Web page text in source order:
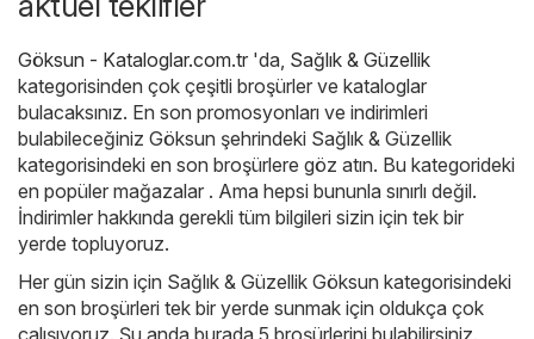
Göksun - Kataloglar.com.tr 'da, Sağlık & Güzellik
kategorisinden çok çeşitli broşürler ve kataloglar
bulacaksınız. En son promosyonları ve indirimleri
bulabileceğiniz Göksun şehrindeki Sağlık & Güzellik
kategorisindeki en son broşürlere göz atın. Bu kategorideki
en popüler mağazalar . Ama hepsi bununla sınırlı değil.
İndirimler hakkında gerekli tüm bilgileri sizin için tek bir
yerde topluyoruz.
Her gün sizin için Sağlık & Güzellik Göksun kategorisindeki
en son broşürleri tek bir yerde sunmak için oldukça çok
çalışıyoruz. Şu anda burada 5 broşürlerini bulabilirsiniz.